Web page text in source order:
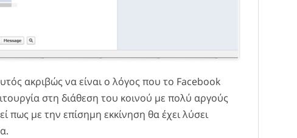
ακριβώς να είναι ο λόγος που το Facebook
στη διάθεση του κοινού με πολύ αργούς
πως με την επίσημη εκκίνηση θα έχει λύσει